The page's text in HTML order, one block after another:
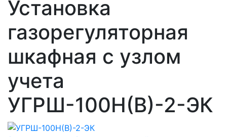
Установка
газорегуляторная
шкафная с узлом
учета
УГРШ-100Н(В)-2-ЭК